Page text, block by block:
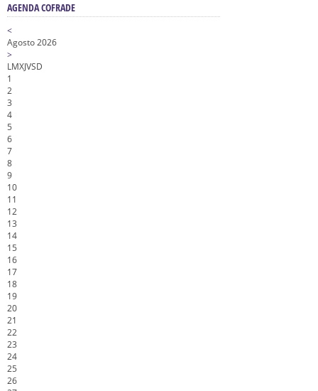
AGENDA COFRADE
<
Agosto 2026
>
LMXJVSD
1
2
3
4
5
6
7
8
9
10
11
12
13
14
15
16
17
18
19
20
21
22
23
24
25
26